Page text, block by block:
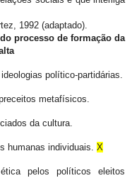
1992 (adaptado).
processo de formação da
político-partidárias.
metafísicos.
da cultura.
humanas individuais. X
pelos políticos eleitos